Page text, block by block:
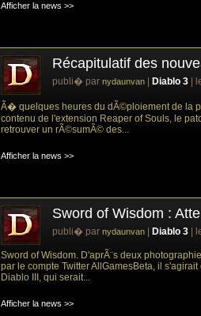
Afficher la news >>
Récapitulatif des
publi� par nydaunvan Diablo 3 |
Ã� quelques heures du dÃ©ploiement de la
contenu de l'extension Reaper of Souls, le
retrouver un rÃ©sumÃ© des...
Afficher la news >>
Sword of Wisdom :
publi� par nydaunvan Diablo 3 |
Sword of Wisdom. D'aprÃ¨s deux
par le compte Twitter AllGamesBeta, il
Diablo III, qui serait...
Afficher la news >>